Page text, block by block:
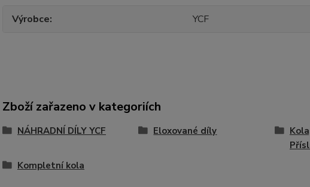
Výrobce YCF
Zboží zařazeno v kategoriích
NÁHRADNÍ DÍLY YCF Eloxované díly
Kompletní kola